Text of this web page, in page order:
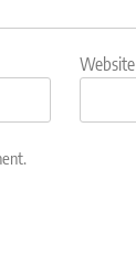
Website